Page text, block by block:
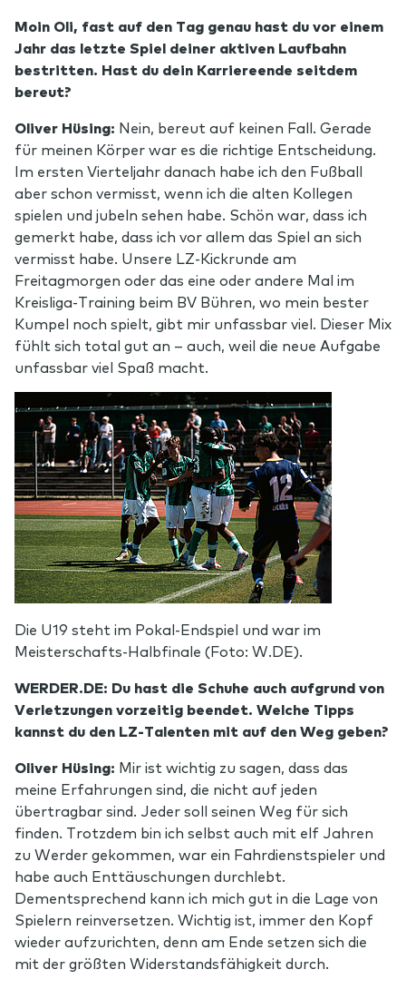
Moin Oli, fast auf den Tag genau hast du vor einem
Jahr das letzte Spiel deiner aktiven Laufbahn
bestritten. Hast du dein Karriereende seitdem
bereut?
Oliver Hüsing: Nein, bereut auf keinen Fall. Gerade
für meinen Körper war es die richtige Entscheidung.
Im ersten Vierteljahr danach habe ich den Fußball
aber schon vermisst, wenn ich die alten Kollegen
spielen und jubeln sehen habe. Schön war, dass ich
gemerkt habe, dass ich vor allem das Spiel an sich
vermisst habe. Unsere LZ-Kickrunde am
Freitagmorgen oder das eine oder andere Mal im
Kreisliga-Training beim BV Bühren, wo mein bester
Kumpel noch spielt, gibt mir unfassbar viel. Dieser Mix
fühlt sich total gut an – auch, weil die neue Aufgabe
unfassbar viel Spaß macht.
Die U19 steht im Pokal-Endspiel und war im
Meisterschafts-Halbfinale (Foto: W.DE).
WERDER.DE: Du hast die Schuhe auch aufgrund von
Verletzungen vorzeitig beendet. Welche Tipps
kannst du den LZ-Talenten mit auf den Weg geben?
Oliver Hüsing: Mir ist wichtig zu sagen, dass das
meine Erfahrungen sind, die nicht auf jeden
übertragbar sind. Jeder soll seinen Weg für sich
finden. Trotzdem bin ich selbst auch mit elf Jahren
zu Werder gekommen, war ein Fahrdienstspieler und
habe auch Enttäuschungen durchlebt.
Dementsprechend kann ich mich gut in die Lage von
Spielern reinversetzen. Wichtig ist, immer den Kopf
wieder aufzurichten, denn am Ende setzen sich die
mit der größten Widerstandsfähigkeit durch.